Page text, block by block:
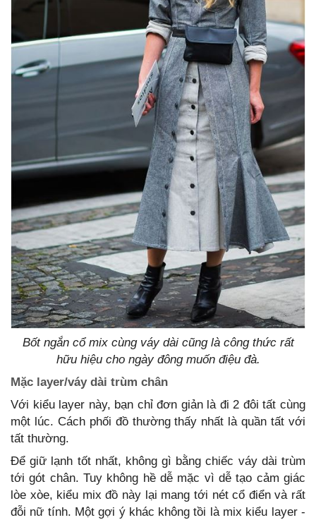
Bốt ngắn cổ mix cùng váy dài cũng là công thức rất
hữu hiệu cho ngày đông muốn điệu đà.
Mặc layer/váy dài trùm chân
Với kiểu layer này, bạn chỉ đơn giản là đi 2 đôi tất cùng
một lúc. Cách phối đồ thường thấy nhất là quần tất với
tất thường.
Để giữ lạnh tốt nhất, không gì bằng chiếc váy dài trùm
tới gót chân. Tuy không hề dễ mặc vì dễ tạo cảm giác
lòe xòe, kiểu mix đồ này lại mang tới nét cổ điển và rất
đỗi nữ tính. Một gợi ý khác không tồi là mix kiểu layer -